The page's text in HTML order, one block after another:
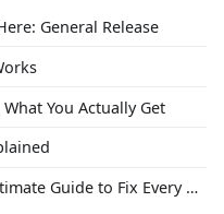
General Release
You Actually Get
3D Print Troubleshooting: The Ultimate Guide to Fix Every Common Problem [2026]